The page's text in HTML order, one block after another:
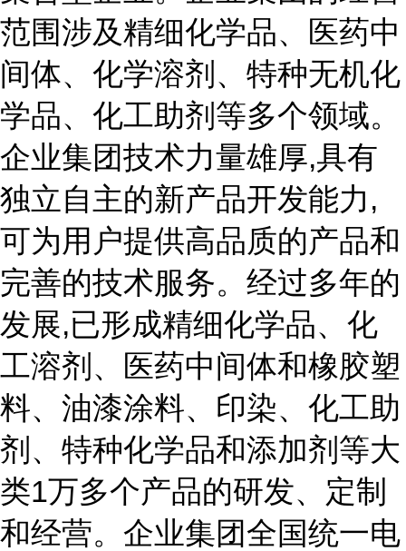
范围涉及精细化学品、医药中
间体、化学溶剂、特种无机化
学品、化工助剂等多个领域。
企业集团技术力量雄厚,具有
独立自主的新产品开发能力,
可为用户提供高品质的产品和
完善的技术服务。经过多年的
发展,已形成精细化学品、化
工溶剂、医药中间体和橡胶塑
料、油漆涂料、印染、化工助
剂、特种化学品和添加剂等大
类1万多个产品的研发、定制
和经营。企业集团全国统一电